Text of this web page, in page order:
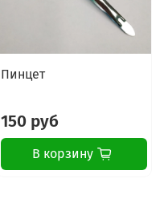
Пинцет
150 руб
В корзину